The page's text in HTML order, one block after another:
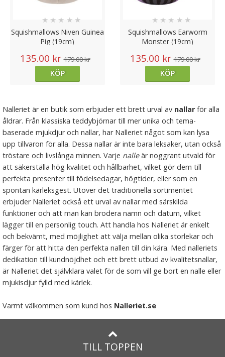
Squishmallows Niven Guinea
Pig (19cm)
★ ★ ★ ★ ★
135.00 kr 179.00 kr
KÖP
Squishmallows Earworm
Monster (19cm)
★ ★ ★ ★ ★
135.00 kr 179.00 kr
KÖP
Nalleriet är en butik som erbjuder ett brett urval av nallar för alla
åldrar. Från klassiska teddybjörnar till mer unika och tema-
baserade mjukdjur och nallar, har Nalleriet något som kan lysa
upp tillvaron för alla. Dessa nallar är inte bara leksaker, utan också
tröstare och livslånga minnen. Varje nalleär noggrant utvald för
att säkerställa hög kvalitet och hållbarhet, vilket gör dem till
perfekta presenter till födelsedagar, högtider, eller som en
spontan kärleksgest. Utöver det traditionella sortimentet
erbjuder Nalleriet också ett urval av nallar med särskilda
funktioner och att man kan brodera namn och datum, vilket
lägger till en personlig touch. Att handla hos Nalleriet är enkelt
och bekvämt, med möjlighet att välja mellan olika storlekar och
färger för att hitta den perfekta nallen till din kära. Med nalleriets
dedikation till kundnöjdhet och ett brett utbud av kvalitetsnallar,
är Nalleriet det självklara valet för de som vill ge bort en nalle eller
mjukisdjur fylld med kärlek.
Varmt välkommen som kund hos Nalleriet.se
TILL TOPPEN